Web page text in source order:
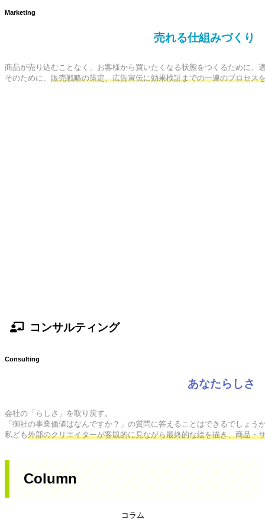
Marketing
売れる仕組みづくり
商品が売り込むことなく、お客様から買いたくなる状態をつくるために
そのために、 販売戦略の策定、広告宣伝に効果検証までの一連のプロセス
コンサルティング
Consulting
あなたらしさ
会社の「らしさ」を取り戻す。
「御社の事業価値はなんですか？」の質問に答えることはできるでしょう
私ども外部のクリエイターが客観的に見ながら最終的な絵を描き、商品・
Column
コラム